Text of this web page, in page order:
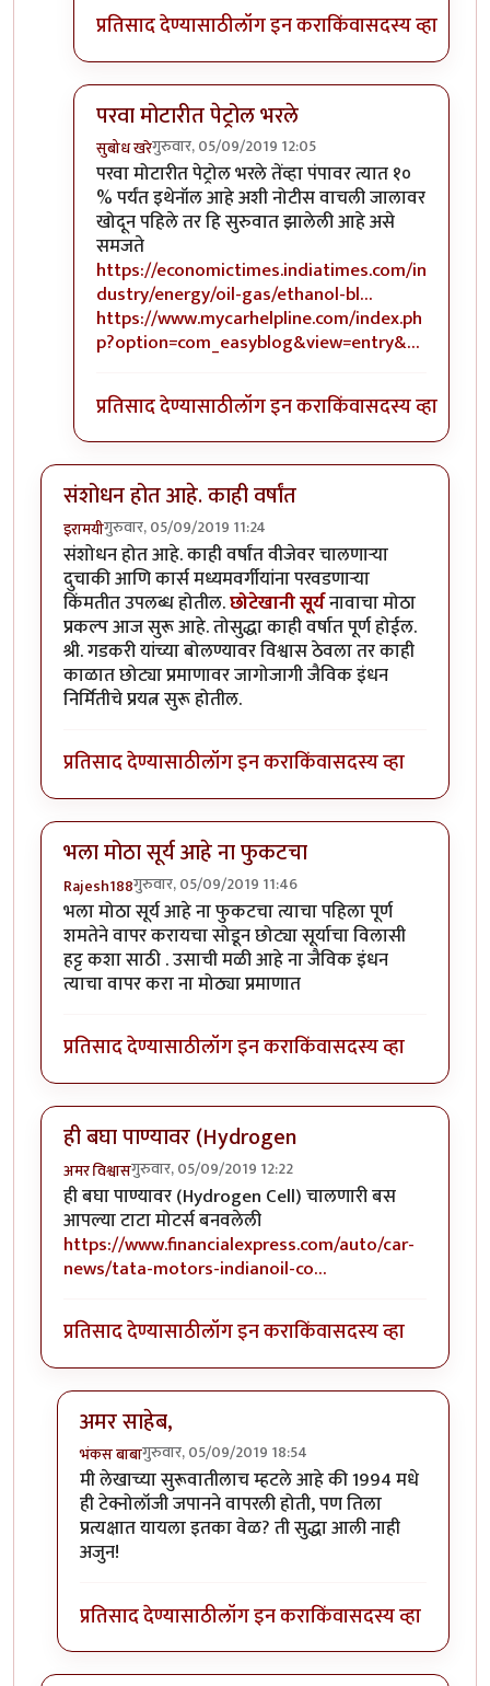
प्रतिसाद देण्यासाठीलॉग इन कराकिंवासदस्य व्हा
परवा मोटारीत पेट्रोल भरले
सुबोध खरेगुरुवार, 05/09/2019 12:05
In reply toचिगोजीbyभंकस बाबा
परवा मोटारीत पेट्रोल भरले तेंव्हा पंपावर त्यात १०
% पर्यंत इथेनॉल आहे अशी नोटीस वाचली जालावर
खोदून पहिले तर हि सुरुवात झालेली आहे असे
समजते
https://economictimes.indiatimes.com/in
dustry/energy/oil-gas/ethanol-bl…
https://www.mycarhelpline.com/index.ph
p?option=com_easyblog&view=entry&…
प्रतिसाद देण्यासाठीलॉग इन कराकिंवासदस्य व्हा
संशोधन होत आहे. काही वर्षांत
इरामयीगुरुवार, 05/09/2019 11:24
संशोधन होत आहे. काही वर्षांत वीजेवर चालणाऱ्या
दुचाकी आणि कार्स मध्यमवर्गीयांना परवडणाऱ्या
किंमतीत उपलब्ध होतील.छोटेखानी सूर्यनावाचा मोठा
प्रकल्प आज सुरू आहे. तोसुद्धा काही वर्षात पूर्ण होईल.
श्री. गडकरी यांच्या बोलण्यावर विश्वास ठेवला तर काही
काळात छोट्या प्रमाणावर जागोजागी जैविक इंधन
निर्मितीचे प्रयत्न सुरू होतील.
प्रतिसाद देण्यासाठीलॉग इन कराकिंवासदस्य व्हा
भला मोठा सूर्य आहे ना फुकटचा
Rajesh188गुरुवार, 05/09/2019 11:46
भला मोठा सूर्य आहे ना फुकटचा त्याचा पहिला पूर्ण
शमतेने वापर करायचा सोडून छोट्या सूर्याचा विलासी
हट्ट कशा साठी . उसाची मळी आहे ना जैविक इंधन
त्याचा वापर करा ना मोठ्या प्रमाणात
प्रतिसाद देण्यासाठीलॉग इन कराकिंवासदस्य व्हा
ही बघा पाण्यावर (Hydrogen
अमर विश्वासगुरुवार, 05/09/2019 12:22
ही बघा पाण्यावर (Hydrogen Cell) चालणारी बस
आपल्या टाटा मोटर्स बनवलेली
https://www.financialexpress.com/auto/car-
news/tata-motors-indianoil-co…
प्रतिसाद देण्यासाठीलॉग इन कराकिंवासदस्य व्हा
अमर साहेब,
भंकस बाबागुरुवार, 05/09/2019 18:54
In reply toही बघा पाण्यावर (Hydrogenbyअमर विश्वास
मी लेखाच्या सुरूवातीलाच म्हटले आहे की 1994 मधे
ही टेक्नोलॉजी जपानने वापरली होती, पण तिला
प्रत्यक्षात यायला इतका वेळ? ती सुद्धा आली नाही
अजुन!
प्रतिसाद देण्यासाठीलॉग इन कराकिंवासदस्य व्हा